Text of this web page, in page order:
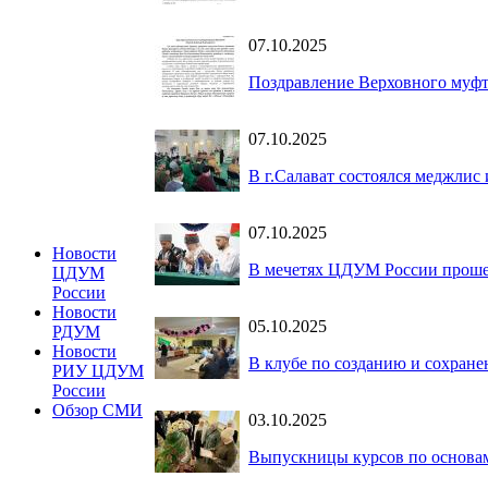
Новости
ЦДУМ
России
Новости
РДУМ
Новости
РИУ ЦДУМ
России
Обзор СМИ
07.10.2025
Поздравление Верховного
07.10.2025
В г.Салават состоялся
07.10.2025
В мечетях ЦДУМ России
05.10.2025
В клубе по созданию и
03.10.2025
Выпускницы курсов по